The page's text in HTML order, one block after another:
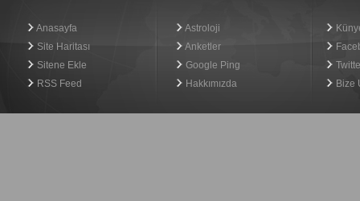
Anasayfa
Site Haritası
Sitene Ekle
RSS Feed
Astroloji
Anketler
Google Ping
Hakkımızda
Bize